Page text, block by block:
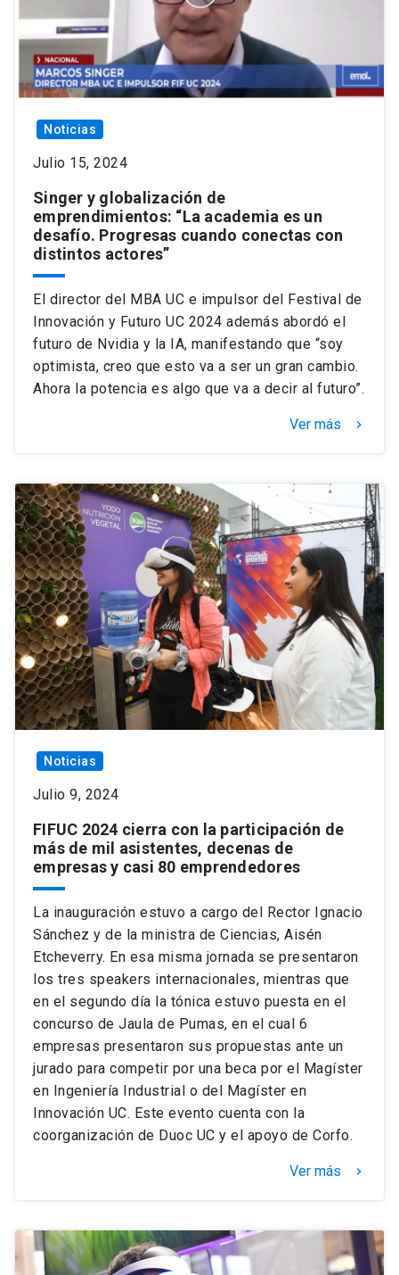
Noticias
Julio 15, 2024
Singer y globalización de
emprendimientos: “La academia es un
desafío. Progresas cuando conectas con
distintos actores”
El director del MBA UC e impulsor del Festival de
Innovación y Futuro UC 2024 además abordó el
futuro de Nvidia y la IA, manifestando que “soy
optimista, creo que esto va a ser un gran cambio.
Ahora la potencia es algo que va a decir al futuro”.
Ver más keyboard_arrow_right
Noticias
Julio 9, 2024
FIFUC 2024 cierra con la participación de
más de mil asistentes, decenas de
empresas y casi 80 emprendedores
La inauguración estuvo a cargo del Rector Ignacio
Sánchez y de la ministra de Ciencias, Aisén
Etcheverry. En esa misma jornada se presentaron
los tres speakers internacionales, mientras que
en el segundo día la tónica estuvo puesta en el
concurso de Jaula de Pumas, en el cual 6
empresas presentaron sus propuestas ante un
jurado para competir por una beca por el Magíster
en Ingeniería Industrial o del Magíster en
Innovación UC. Este evento cuenta con la
coorganización de Duoc UC y el apoyo de Corfo.
Ver más keyboard_arrow_right